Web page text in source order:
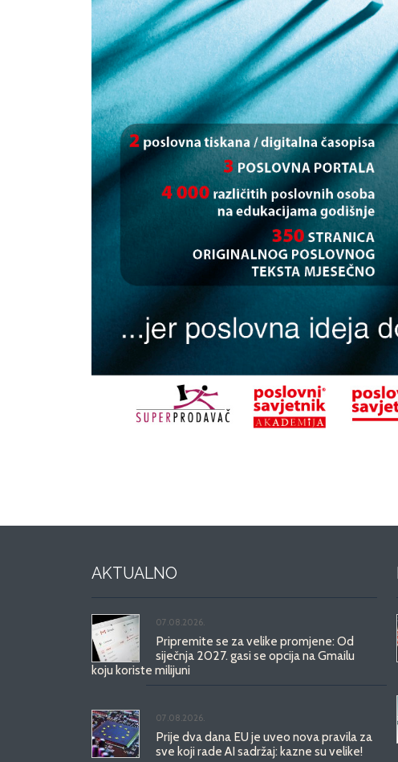
AKTUALNO
07.08.2026.
Pripremite se za velike promjene: Od
siječnja 2027. gasi se opcija na Gmailu
koju koriste milijuni
07.08.2026.
Prije dva dana EU je uveo nova pravila za
sve koji rade AI sadržaj: kazne su velike!